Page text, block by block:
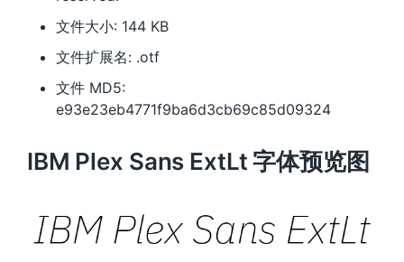
文件大小: 144 KB
文件扩展名: .otf
文件 MD5:
e93e23eb4771f9ba6d3cb69c85d09324
IBM Plex Sans ExtLt 字体预览图